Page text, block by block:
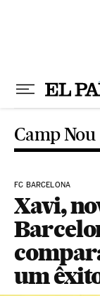
Camp Nou
FC BARCELONA
Xavi,
um